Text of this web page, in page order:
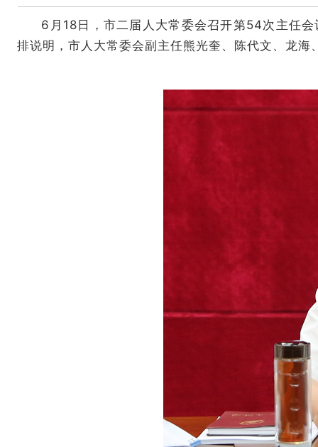
6月18日，市二届人大常委会召开第54次主任
排说明，市人大常委会副主任熊光奎、陈代文、龙